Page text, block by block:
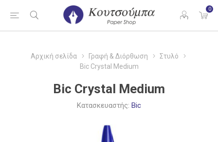
0
Αρχική σελίδα Γραφή & Διόρθωση
Στυλό
Bic Crystal Medium
Bic Crystal Medium
Κατασκευαστής: Bic